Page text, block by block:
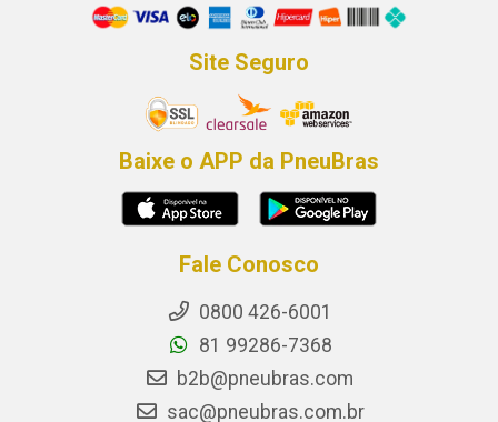
Site Seguro
Baixe o APP da PneuBras
Fale Conosco
0800 426-6001
81 99286-7368
b2b@pneubras.com
sac@pneubras.com.br